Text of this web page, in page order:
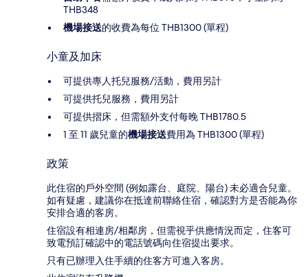
THB348
機場接送的收費為每位 THB1300 (單程)
小童及加床
可提供專人托兒服務/活動，費用另計
可提供托兒服務，費用另計
可提供摺床，但需額外支付每晚 THB1780.5
1 至 11 歲兒童的機場接送費用為 THB1300 (單程)
政策
此住宿的戶外空間 (例如露台、庭院、陽台) 未必適合兒童。
如有疑慮，建議你在抵達前聯絡住宿，確認對方是否能為你
安排合適的客房。
住宿設有相連房/相鄰房，但需視乎供應情況而定，住客可
致電預訂確認中的電話號碼向住宿提出要求。
只有已辦理入住手續的住客方可進入客房。